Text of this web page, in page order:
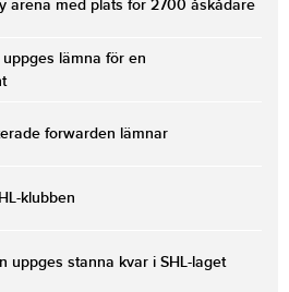
arena med plats för 2700 åskådare
lämna för en
forwarden lämnar
klubben
uppges stanna kvar i SHL-laget